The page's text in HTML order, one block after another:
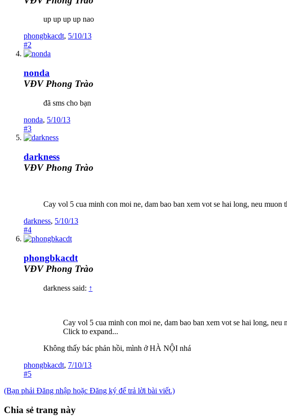
up up up up nao
phongbkacdt, 5/10/13
#2
nonda
VĐV Phong Trào
đã sms cho bạn
nonda, 5/10/13
#3
darkness
VĐV Phong Trào
Cay vol 5 cua minh con moi ne, dam bao ban xem vot se hai long, neu
darkness, 5/10/13
#4
phongbkacdt
VĐV Phong Trào
darkness said: ↑
Cay vol 5 cua minh con moi ne, dam bao ban xem vot se hai long,
Click to expand...
Không thấy bác phản hồi, mình ở HÀ NỘI nhá
phongbkacdt, 7/10/13
#5
(Bạn phải Đăng nhập hoặc Đăng ký để trả lời bài viết.)
Chia sẻ trang này